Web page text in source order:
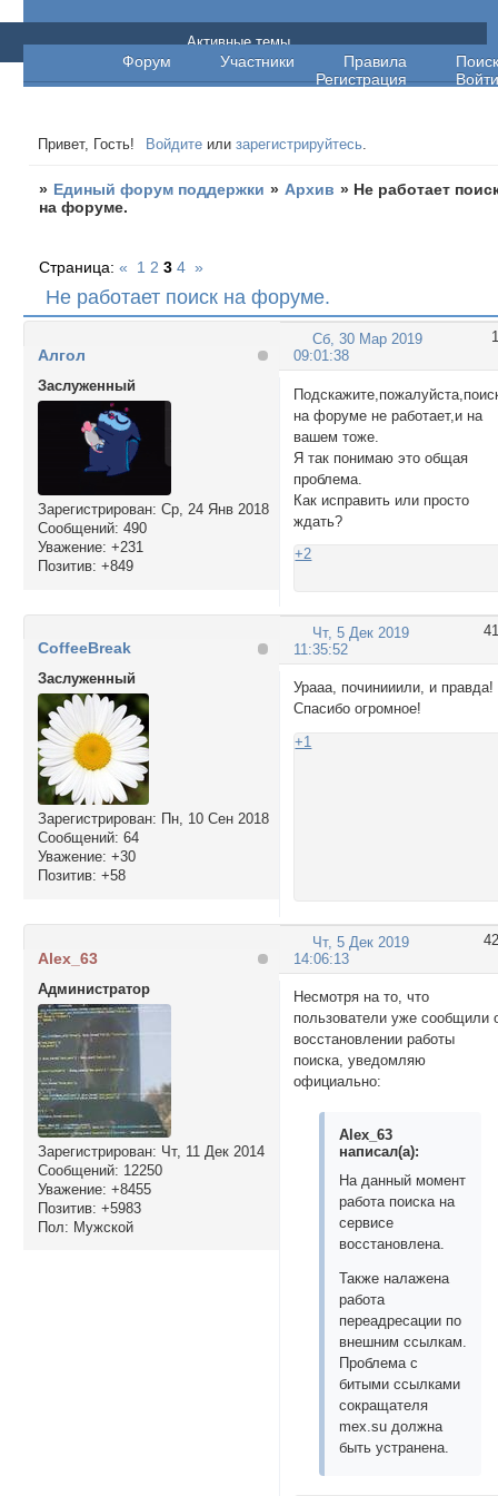
Единый форум поддержки
Форум Участники Правила
Поиск
Регистрация
Войти
Активные темы
Привет, Гость! Войдите илизарегистрируйтесь.
» Единый форум поддержки » Архив » Не работает
на форуме.
Не работает поиск на форуме.
Страница:« 1 2 3 4 »
1
Сб, 30 Мар 2019
09:01:38
Алгол
Заслуженный
Зарегистрирован: Ср, 24 Янв 2018
Сообщений: 490
Уважение: +231
Позитив: +849
на форуме не работает,и на
вашем тоже.
Я так понимаю это общая
проблема.
Как исправить или просто
ждать?
+2
41
Чт, 5 Дек 2019
11:35:52
CoffeeBreak
Заслуженный
Зарегистрирован: Пн, 10 Сен 2018
Сообщений: 64
Уважение: +30
Позитив: +58
Урааа, починииили, и правда!
Спасибо огромное!
+1
42
Чт, 5 Дек 2019
14:06:13
Alex_63
Администратор
Зарегистрирован: Чт, 11 Дек 2014
Сообщений: 12250
Уважение: +8455
Позитив: +5983
Пол: Мужской
Несмотря на то, что
пользователи уже сообщили
восстановлении работы
поиска, уведомляю
официально:
Alex_63
написал(а):
На данный момент
работа поиска на
сервисе
восстановлена.
Также налажена
работа
переадресации по
внешним ссылкам.
Проблема с
битыми ссылками
сокращателя
mex.su должна
быть устранена.